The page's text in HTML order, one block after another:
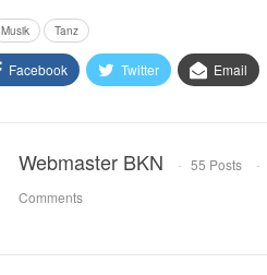
Musik Tanz
Facebook Twitter Email
Webmaster BKN 55 Posts
Comments